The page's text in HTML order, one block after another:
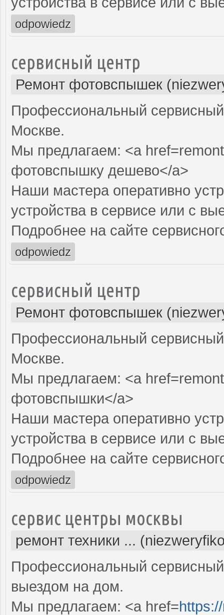
odpowiedz
сервисный центр
Ремонт фотовспышек
Профессиональный
Москве.
Мы предлагаем: <a
фотовспышку дешево</a>
Наши мастера оперативно
устройства в сервисе или с
Подробнее на сайте
odpowiedz
сервисный центр
Ремонт фотовспышек
Профессиональный
Москве.
Мы предлагаем: <a
фотовспышки</a>
Наши мастера оперативно
устройства в сервисе или с
Подробнее на сайте
odpowiedz
сервис центры москвы
ремонт техники ...
Профессиональный
выездом на дом.
Мы предлагаем: <a href=